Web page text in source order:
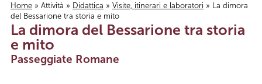
Tu sei qui
Home » Attività » Didattica » Visite, itinerari e laboratori » La dimora
del Bessarione tra storia e mito
La dimora del Bessarione tra storia
e mito
Passeggiate Romane